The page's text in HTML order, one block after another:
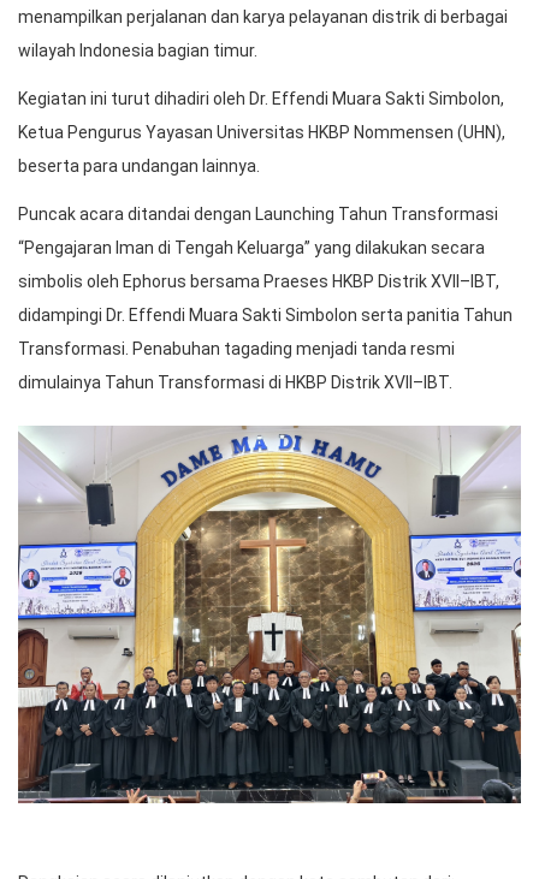
menampilkan perjalanan dan karya pelayanan distrik di berbagai
wilayah Indonesia bagian timur.
Kegiatan ini turut dihadiri oleh Dr. Effendi Muara Sakti Simbolon,
Ketua Pengurus Yayasan Universitas HKBP Nommensen (UHN),
beserta para undangan lainnya.
Puncak acara ditandai dengan Launching Tahun Transformasi
“Pengajaran Iman di Tengah Keluarga” yang dilakukan secara
simbolis oleh Ephorus bersama Praeses HKBP Distrik XVII–IBT,
didampingi Dr. Effendi Muara Sakti Simbolon serta panitia Tahun
Transformasi. Penabuhan tagading menjadi tanda resmi
dimulainya Tahun Transformasi di HKBP Distrik XVII–IBT.